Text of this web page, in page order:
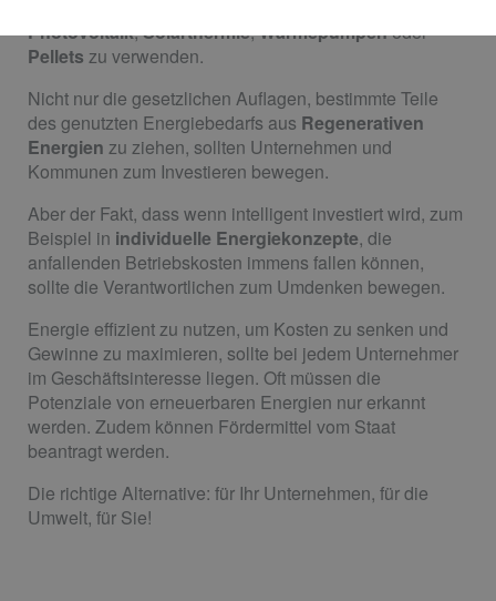
Photovoltaik,Solarthermie,Wärmepumpenoder
Pellets zu verwenden.
Nicht nur die gesetzlichen Auflagen, bestimmte Teile
des genutzten Energiebedarfs aus Regenerativen
Energien zu ziehen, sollten Unternehmen und
Kommunen zum Investieren bewegen.
Aber der Fakt, dass wenn intelligent investiert wird, zum
Beispiel in individuelle Energiekonzepte, die
anfallenden Betriebskosten immens fallen können,
sollte die Verantwortlichen zum Umdenken bewegen.
Energie effizient zu nutzen, um Kosten zu senken und
Gewinne zu maximieren, sollte bei jedem Unternehmer
im Geschäftsinteresse liegen. Oft müssen die
Potenziale von erneuerbaren Energien nur erkannt
werden. Zudem können Fördermittel vom Staat
beantragt werden.
Die richtige Alternative: für Ihr Unternehmen, für die
Umwelt, für Sie!